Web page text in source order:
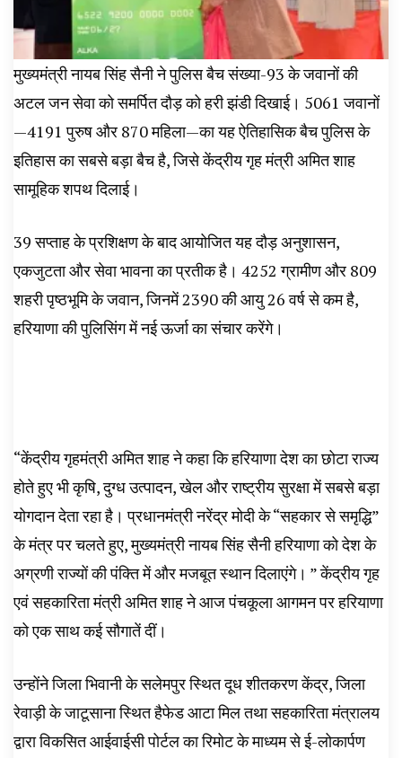
मुख्यमंत्री नायब सिंह सैनी ने पुलिस बैच संख्या-93 के जवानों की
अटल जन सेवा को समर्पित दौड़ को हरी झंडी दिखाई। 5061 जवानों
—4191 पुरुष और 870 महिला—का यह ऐतिहासिक बैच पुलिस के
इतिहास का सबसे बड़ा बैच है, जिसे केंद्रीय गृह मंत्री अमित शाह
सामूहिक शपथ दिलाई।
39 सप्ताह के प्रशिक्षण के बाद आयोजित यह दौड़ अनुशासन,
एकजुटता और सेवा भावना का प्रतीक है। 4252 ग्रामीण और 809
शहरी पृष्ठभूमि के जवान, जिनमें 2390 की आयु 26 वर्ष से कम है,
हरियाणा की पुलिसिंग में नई ऊर्जा का संचार करेंगे।
“केंद्रीय गृहमंत्री अमित शाह ने कहा कि हरियाणा देश का छोटा राज्य
होते हुए भी कृषि, दुग्ध उत्पादन, खेल और राष्ट्रीय सुरक्षा में सबसे बड़ा
योगदान देता रहा है। प्रधानमंत्री नरेंद्र मोदी के “सहकार से समृद्धि”
के मंत्र पर चलते हुए, मुख्यमंत्री नायब सिंह सैनी हरियाणा को देश के
अग्रणी राज्यों की पंक्ति में और मजबूत स्थान दिलाएंगे। ” केंद्रीय गृह
एवं सहकारिता मंत्री अमित शाह ने आज पंचकूला आगमन पर हरियाणा
को एक साथ कई सौगातें दीं।
उन्होंने जिला भिवानी के सलेमपुर स्थित दूध शीतकरण केंद्र, जिला
रेवाड़ी के जाटूसाना स्थित हैफेड आटा मिल तथा सहकारिता मंत्रालय
द्वारा विकसित आईवाईसी पोर्टल का रिमोट के माध्यम से ई-लोकार्पण